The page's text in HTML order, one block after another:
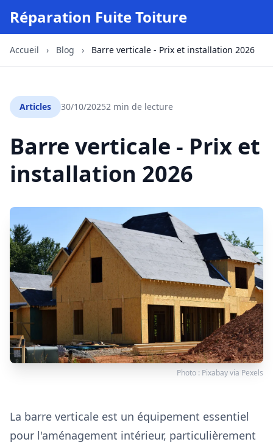
Réparation Fuite Toiture
Accueil › Blog › Barre verticale - Prix et installation 2026
Articles 30/10/20252 min de lecture
Barre verticale - Prix et
installation 2026
Photo : Pixabayvia Pexels
La barre verticale est un équipement essentiel
pour l'aménagement intérieur, particulièrement